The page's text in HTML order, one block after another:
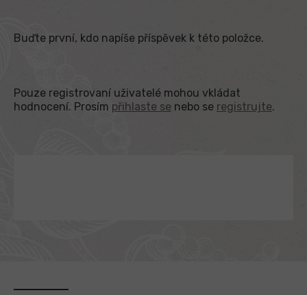
Buďte první, kdo napíše příspěvek k této položce.
Pouze registrovaní uživatelé mohou vkládat
hodnocení. Prosím přihlaste se nebo se registrujte.